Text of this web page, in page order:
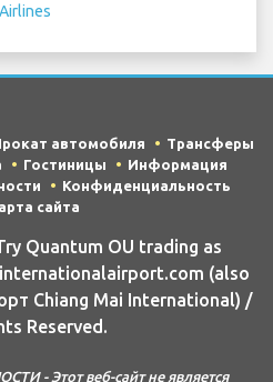
автомобиля
Трансферы
Гостиницы
Информация
Конфиденциальность
сайта
Quantum OU trading as
(also
Chiang Mai International) /
Reserved.
- Этот веб-сайт не является